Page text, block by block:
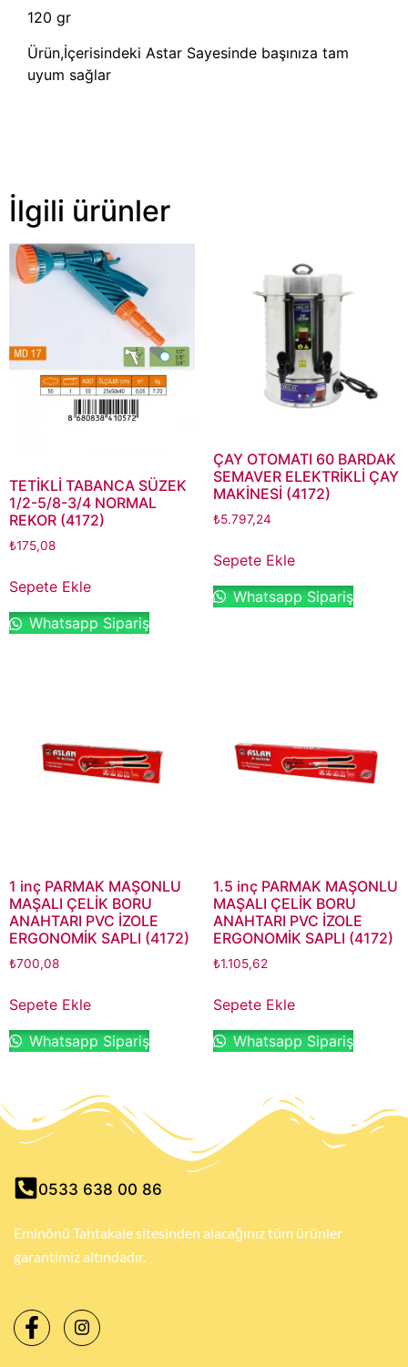
120 gr
Ürün,İçerisindeki Astar Sayesinde başınıza tam
uyum sağlar
İlgili ürünler
TETİKLİ TABANCA SÜZEK
1/2-5/8-3/4 NORMAL
REKOR (4172)
₺175,08
Sepete Ekle
Whatsapp Sipariş
ÇAY OTOMATI 60 BARDAK
SEMAVER ELEKTRİKLİ ÇAY
MAKİNESİ (4172)
₺5.797,24
Sepete Ekle
Whatsapp Sipariş
1 inç PARMAK MAŞONLU
MAŞALI ÇELİK BORU
ANAHTARI PVC İZOLE
ERGONOMİK SAPLI (4172)
₺700,08
Sepete Ekle
Whatsapp Sipariş
1.5 inç PARMAK MAŞONLU
MAŞALI ÇELİK BORU
ANAHTARI PVC İZOLE
ERGONOMİK SAPLI (4172)
₺1.105,62
Sepete Ekle
Whatsapp Sipariş
0533 638 00 86
Eminönü Tahtakale sitesinden alacağınız tüm ürünler
garantimiz altındadır.